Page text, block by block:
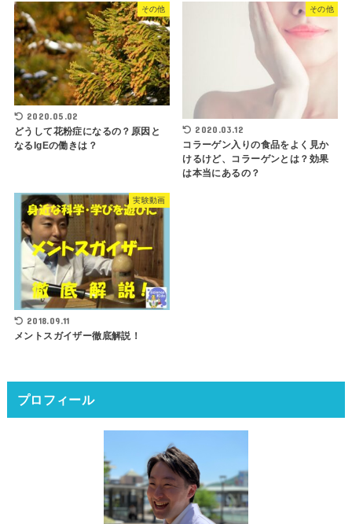
その他
2020.05.02
どうして花粉症になるの？原因と
なるIgEの働きは？
その他
2020.03.12
コラーゲン入りの食品をよく見か
けるけど、コラーゲンとは？効果
は本当にあるの？
実験動画
2018.09.11
メントスガイザー徹底解説！
プロフィール